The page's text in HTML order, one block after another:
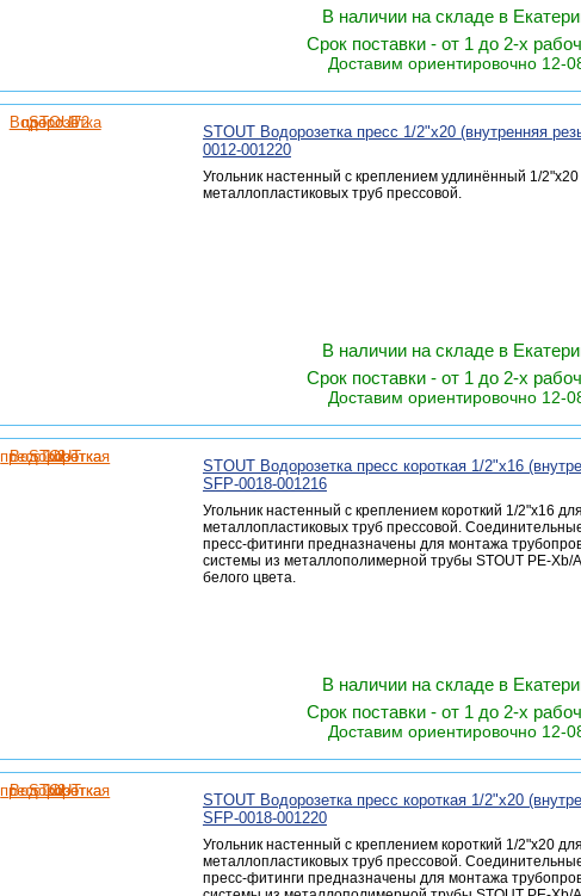
В наличии на складе в
Срок поставки - от 1 до 2-х
Доставим ориентировочно 12-
STOUT Водорозетка пресс 1/2"х20 (внутренняя
0012-001220
Угольник настенный с креплением удлинённый 1/2"х20
металлопластиковых труб прессовой.
В наличии на складе в
Срок поставки - от 1 до 2-х
Доставим ориентировочно 12-
STOUT Водорозетка пресс короткая 1/2"х16
SFP-0018-001216
Угольник настенный с креплением короткий 1/2"х16 для
металлопластиковых труб прессовой.
пресс-фитинги предназначены для монтажа
системы из металлополимерной трубы STOUT PE-Xb/
белого цвета.
В наличии на складе в
Срок поставки - от 1 до 2-х
Доставим ориентировочно 12-
STOUT Водорозетка пресс короткая 1/2"х20
SFP-0018-001220
Угольник настенный с креплением короткий 1/2"х20 для
металлопластиковых труб прессовой.
пресс-фитинги предназначены для монтажа